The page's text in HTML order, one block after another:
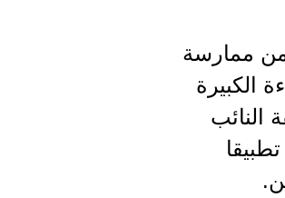
من ممارسة
الكبيرة
النائب